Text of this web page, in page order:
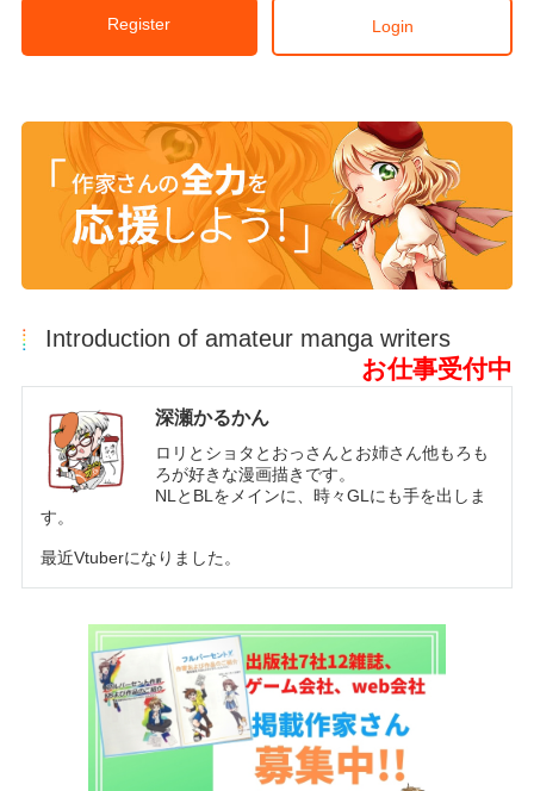
Register Login
Introduction of amateur manga writers
お仕事受付中
深瀬かるかん
ロリとショタとおっさんとお姉さん他もろも
ろが好きな漫画描きです。
NLとBLをメインに、時々GLにも手を出しま
す。
最近Vtuberになりました。